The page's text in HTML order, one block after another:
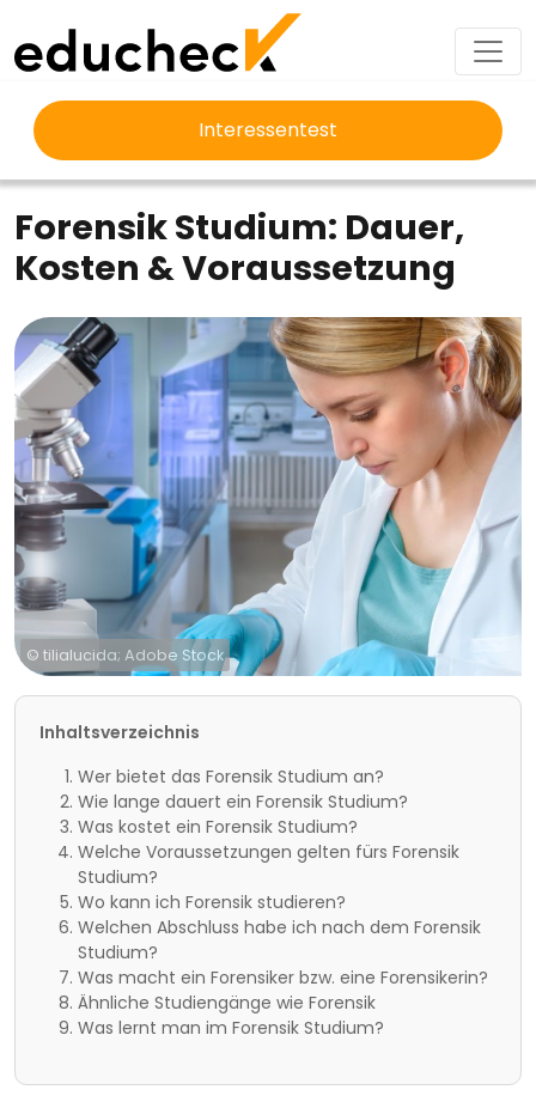
Interessentest
EDUCHECK STUDIUM FORENSIK STUDIUM
Forensik Studium: Dauer,
Kosten & Voraussetzung
© tilialucida; Adobe Stock
Inhaltsverzeichnis
Wer bietet das Forensik Studium an?
Wie lange dauert ein Forensik Studium?
Was kostet ein Forensik Studium?
Welche Voraussetzungen gelten fürs Forensik
Studium?
Wo kann ich Forensik studieren?
Welchen Abschluss habe ich nach dem Forensik
Studium?
Was macht ein Forensiker bzw. eine Forensikerin?
Ähnliche Studiengänge wie Forensik
Was lernt man im Forensik Studium?